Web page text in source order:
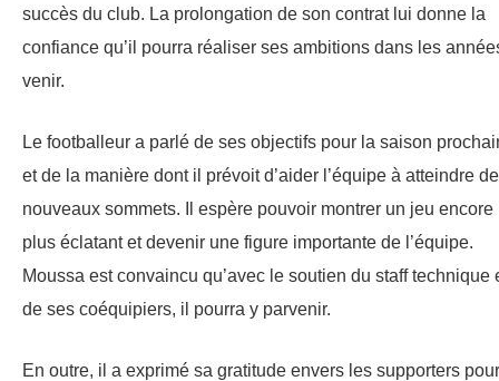
succès du club. La prolongation de son contrat lui donne la
confiance qu’il pourra réaliser ses ambitions dans les
venir.
Le footballeur a parlé de ses objectifs pour la saison
et de la manière dont il prévoit d’aider l’équipe à atteindre de
nouveaux sommets. Il espère pouvoir montrer un jeu encore
plus éclatant et devenir une figure importante de l’équipe.
Moussa est convaincu qu’avec le soutien du staff technique
de ses coéquipiers, il pourra y parvenir.
En outre, il a exprimé sa gratitude envers les supporters pour